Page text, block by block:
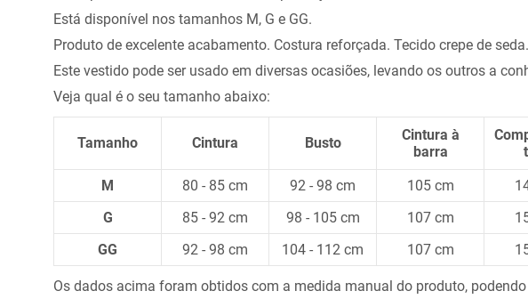
Está disponível nos tamanhos M, G e GG.
Produto de excelente acabamento. Costura reforçada. Tecido crepe de
Este vestido pode ser usado em diversas ocasiões, levando os outros a
Veja qual é o seu tamanho abaixo:
Tamanho Cintura Busto
Cintura à
barra
M
80 - 85 cm 92 - 98 cm 105 cm
G
85 - 92 cm 98 - 105 cm 107 cm
GG
92 - 98 cm 104 - 112 cm 107 cm
Os dados acima foram obtidos com a medida manual do produto,